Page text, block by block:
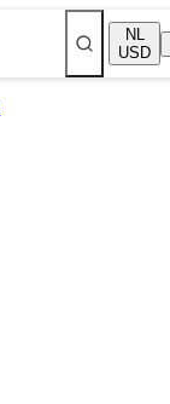
NL
USD